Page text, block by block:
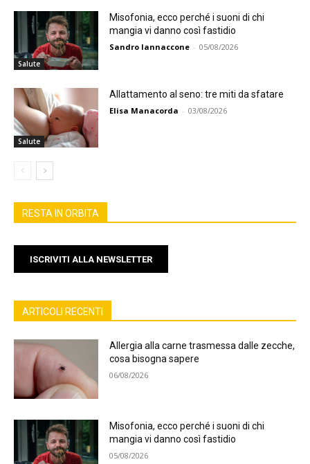
Salute
Misofonia, ecco perché i suoni di chi
mangia vi danno così fastidio
Sandro Iannaccone - 05/08/2026
Salute
Allattamento al seno: tre miti da sfatare
Elisa Manacorda - 03/08/2026
RESTA IN ORBITA
ISCRIVITI ALLA NEWSLETTER
ARTICOLI RECENTI
Allergia alla carne trasmessa dalle zecche,
cosa bisogna sapere
06/08/2026
Misofonia, ecco perché i suoni di chi
mangia vi danno così fastidio
05/08/2026